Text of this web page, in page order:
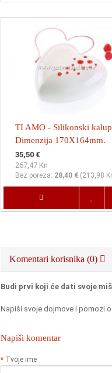
TI AMO - Silikonski
Dimenzija 170X164mm.
H63mm + izrezivać
35,50 €
267,47 Kn
Bez poreza: 28,40 €(213,98
Komentari korisnika (0)
Budi prvi koji će dati svoje
Napiši svoje dojmove i pomozi
Napiši komentar
Tvoje ime